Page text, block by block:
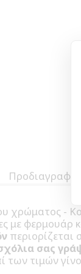
Προδιαγραφές
χρώματος -
με φερμουάρ
περιορίζεται
σας
των τιμών